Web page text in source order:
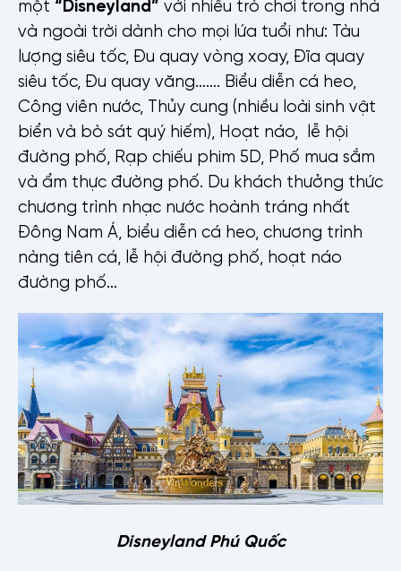
một “Disneyland” với nhiều trò chơi trong nhà
và ngoài trời dành cho mọi lứa tuổi như: Tàu
lượng siêu tốc, Đu quay vòng xoay, Đĩa quay
siêu tốc, Đu quay văng……. Biểu diễn cá heo,
Công viên nước, Thủy cung (nhiều loài sinh vật
biển và bò sát quý hiếm), Hoạt náo, lễ hội
đường phố, Rạp chiếu phim 5D, Phố mua sắm
và ẩm thực đường phố. Du khách thưởng thức
chương trình nhạc nước hoành tráng nhất
Đông Nam Á, biểu diễn cá heo, chương trình
nàng tiên cá, lễ hội đường phố, hoạt náo
đường phố…
Disneyland Phú Quốc